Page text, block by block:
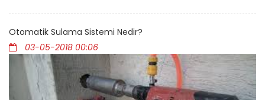
Otomatik Sulama Sistemi Nedir?
03-05-2018 00:06